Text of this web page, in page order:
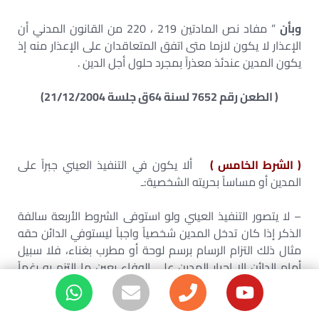
وبأن
” مفاد نص المادتين 219 ، 220 من القانون المدني أن
الإعذار لا يكون لازما متى اتفق المتعاقدان على الإعذار منه إذ
يكون المدين عندئذ معذراً بمجرد حلول أجل الدين .
( الطعن رقم 7652 لسنة 64ق جلسة 21/12/2004)
( الشرط الخامس )
ألا يكون في التنفيذ العيني جبراً على
المدين أو مساساً بحريته الشخصية:ـ
– لا يتصور التنفيذ العيني ولو استوفى الشروط الأربعة سالفة
الذكر إذا كان تدخل المدين شخصياً واجباً ليستوفي الدائن حقه
مثال ذلك التزام الرسام برسم لوحة أو مطرب بغناء، فلا سبيل
أمام الدائن إلا إجبار المدين على الوفاء بعين ما التزم به رغماً
عن إرادته إلا بطريق غير مباشر بالحصول على حكم قضائي
بفرض غرامة تهديده على المدين بهدف كسر عناده للتنفيذ